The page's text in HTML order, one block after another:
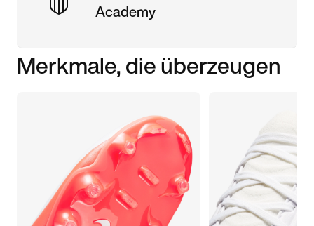
Academy
Merkmale, die überzeugen